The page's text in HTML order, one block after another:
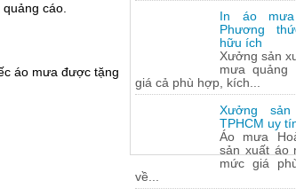
cáo.
áo mưa được tặng
In áo
Phương
hữu ích
Xưởng sản
mưa quảng
giá cả phù hợp, kích...
Xưởng
TPHCM uy
Áo mưa
sản xuất áo
mức giá
về...